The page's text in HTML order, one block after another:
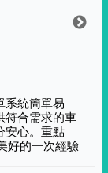
系統簡單易
符合需求的車
安心。重點
好的一次經驗